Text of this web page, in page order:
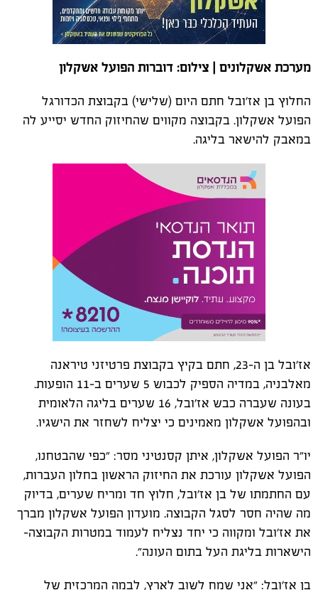
מערכת אשקלונים | צילום: דוברות הפועל אשקלון
החלוץ בן אז'ובל חתם היום (שלישי) בקבוצת הכדורגל
הפועל אשקלון. בקבוצה מקווים שהחיזוק החדש יסייע לה
במאבק להישאר בליגה.
אז׳ובל בן ה-23, חתם בקיץ בקבוצת פרטיזני טיראנה
מאלבניה, במדיה הספיק לכבוש 5 שערים ב-11 הופעות.
בעונה שעברה כבש אז׳ובל, 16 שערים בליגה הלאומית
ובהפועל אשקלון מאמינים כי יצליח לשחזר את הישגיו.
יו״ר הפועל אשקלון, איתן קסנטיני מסר: ״כפי שהבטחנו,
הפועל אשקלון עורכת את החיזוק הראשון בחלון העברות,
עם החתמתו של בן אז׳ובל, חלוץ חד ומריח שערים, בדיוק
מה שהיה חסר לסגל הקבוצה. מועדון הפועל אשקלון מברך
את אז׳ובל ומקווה כי יחד נצליח לעמוד במטרות הקבוצה-
הישארות בליגת העל בתום העונה״.
בן אז׳ובל: ״אני שמח לשוב לארץ, לבמה המרכזית של